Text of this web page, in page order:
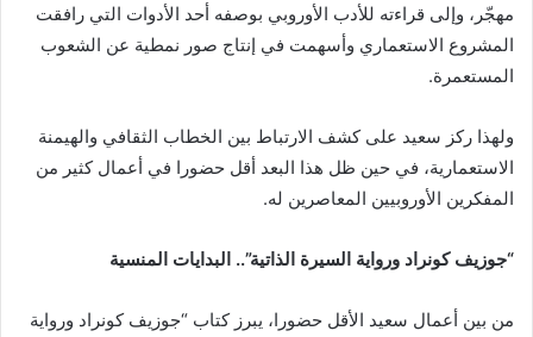
مهجّر، وإلى قراءته للأدب الأوروبي بوصفه أحد الأدوات التي رافقت
المشروع الاستعماري وأسهمت في إنتاج صور نمطية عن الشعوب
المستعمرة.
ولهذا ركز سعيد على كشف الارتباط بين الخطاب الثقافي والهيمنة
الاستعمارية، في حين ظل هذا البعد أقل حضورا في أعمال كثير من
المفكرين الأوروبيين المعاصرين له.
“جوزيف كونراد ورواية السيرة الذاتية”.. البدايات المنسية
من بين أعمال سعيد الأقل حضورا، يبرز كتاب “جوزيف كونراد ورواية